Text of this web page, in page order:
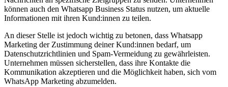
können auch den Whatsapp Business Status nutzen, um aktuelle
Informationen mit ihren Kund:innen zu teilen.
An dieser Stelle ist jedoch wichtig zu betonen, dass Whatsapp
Marketing der Zustimmung deiner Kund:innen bedarf, um
Datenschutzrichtlinien und Spam-Vermeidung zu gewährleisten.
Unternehmen müssen sicherstellen, dass ihre Kontakte die
Kommunikation akzeptieren und die Möglichkeit haben, sich vom
WhatsApp Marketing abzumelden.